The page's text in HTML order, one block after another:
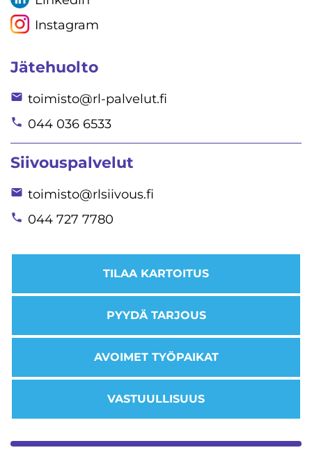
Instagram
Jätehuolto
toimisto@rl-palvelut.fi
044 036 6533
Siivouspalvelut
toimisto@rlsiivous.fi
044 727 7780
TILAA KARTOITUS
PYYDÄ TARJOUS
AVOIMET TYÖPAIKAT
VASTUULLISUUS